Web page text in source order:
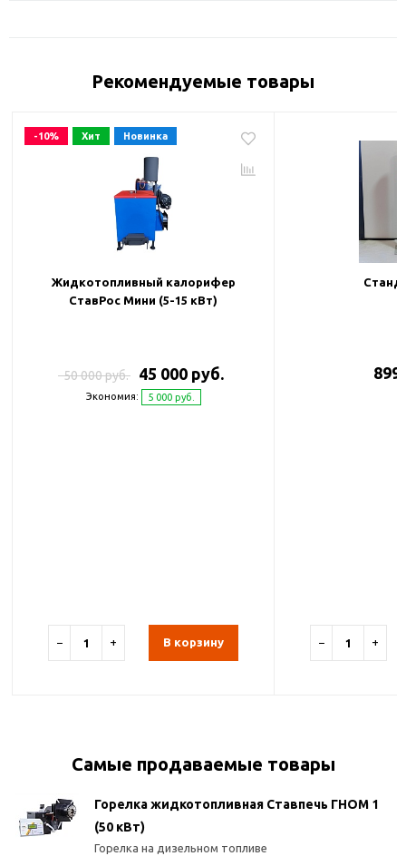
Рекомендуемые товары
-10% Хит Новинка
Жидкотопливный калорифер
СтавРос Мини (5-15 кВт)
50 000 руб. 45 000 руб.
Экономия: 5 000 руб.
− + В корзину
899
− +
Самые продаваемые товары
Горелка жидкотопливная Ставпечь ГНОМ 1
(50 кВт)
Горелка на дизельном топливе